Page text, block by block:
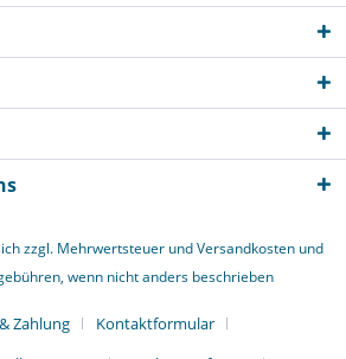
zzgl. Mehrwertsteuer undVersandkostenund
wenn nicht anders beschrieben
Zahlung
Kontaktformular